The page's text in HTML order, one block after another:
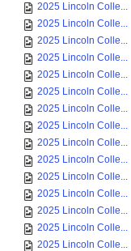
2025 Lincoln Colle...
2025 Lincoln Colle...
2025 Lincoln Colle...
2025 Lincoln Colle...
2025 Lincoln Colle...
2025 Lincoln Colle...
2025 Lincoln Colle...
2025 Lincoln Colle...
2025 Lincoln Colle...
2025 Lincoln Colle...
2025 Lincoln Colle...
2025 Lincoln Colle...
2025 Lincoln Colle...
2025 Lincoln Colle...
2025 Lincoln Colle...